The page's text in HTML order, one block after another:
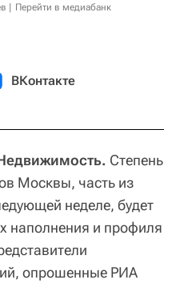
Перейти в медиабанк
ВКонтакте
Степень
Москвы, часть из
неделе, будет
наполнения и профиля
опрошенные РИА